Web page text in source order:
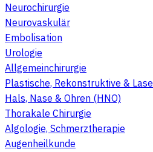
Neurochirurgie
Neurovaskulär
Embolisation
Urologie
Allgemeinchirurgie
Plastische, Rekonstruktive &
Hals, Nase & Ohren (HNO)
Thorakale Chirurgie
Algologie, Schmerztherapie
Augenheilkunde